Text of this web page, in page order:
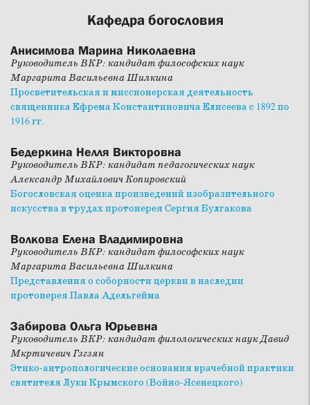
Кафедра богословия
Анисимова Марина Николаевна
Руководитель ВКР: кандидат философских наук
Маргарита Васильевна Шилкина
Просветительская и миссионерская деятельность
священника Ефрема Константиновича Елисеева с 1892 по
1916 гг.
Бедеркина Нелля Викторовна
Руководитель ВКР: кандидат педагогических наук
Александр Михайлович Копировский
Богословская оценка произведений изобразительного
искусства в трудах протоиерея Сергия Булгакова
Волкова Елена Владимировна
Руководитель ВКР: кандидат философских наук
Маргарита Васильевна Шилкина
Представления о соборности церкви в наследии
протоиерея Павла Адельгейма
Забирова Ольга Юрьевна
Руководитель ВКР: кандидат филологических наук Давид
Мкртичевич Гзгзян
Этико-антропологические основания врачебной практики
святителя Луки Крымского (Войно-Ясенецкого)